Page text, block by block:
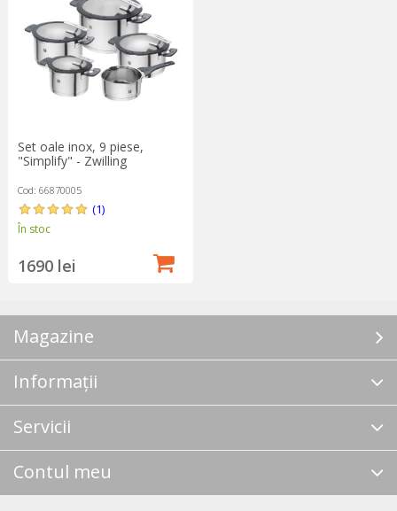
Set oale inox, 9 piese,
"Simplify" - Zwilling
Cod: 66870005
(1)
În stoc
1690 lei
Magazine
Informații
Servicii
Contul meu